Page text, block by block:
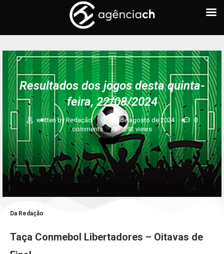
FUTEBOL
Resultados dos jogos desta quinta-
feira, 22/08/2024
written byRedação 22 de agosto de 2024
0
comments
392 views
Da Redação
Taça Conmebol Libertadores – Oitavas de